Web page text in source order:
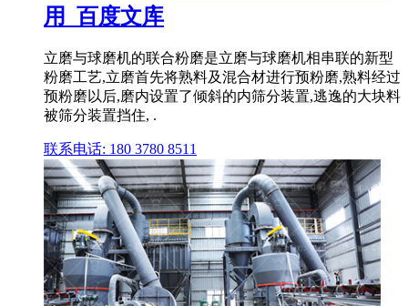
用_百度文库
立磨与球磨机的联合粉磨是立磨与球磨机相串联的新型
粉磨工艺,立磨首先将熟料及混合材进行预粉磨,熟料经过
预粉磨以后,磨内设置了倾斜的内筛分装置,逃逸的大块料
被筛分装置挡住, .
联系电话: 180 3780 8511